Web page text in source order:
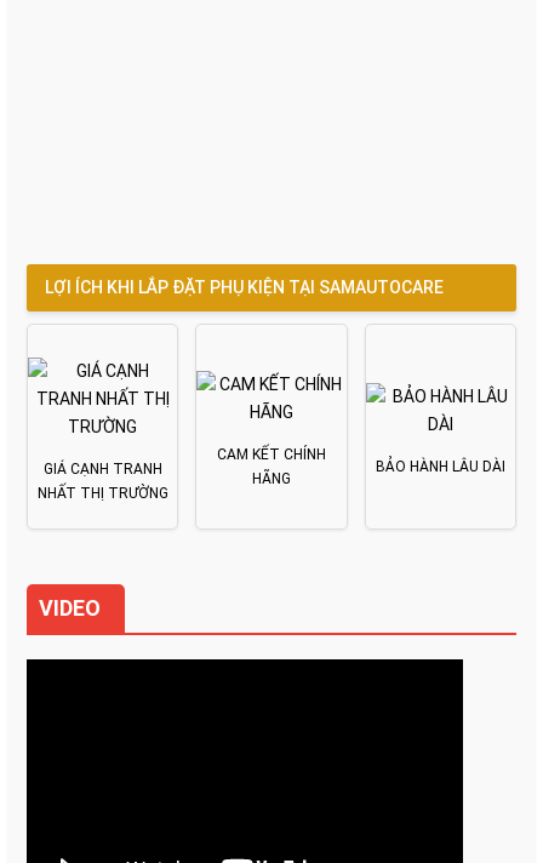
LỢI ÍCH KHI LẮP ĐẶT PHỤ KIỆN TẠI SAMAUTOCARE
GIÁ CẠNH TRANH
NHẤT THỊ TRƯỜNG
CAM KẾT CHÍNH
HÃNG
BẢO HÀNH LÂU DÀI
VIDEO